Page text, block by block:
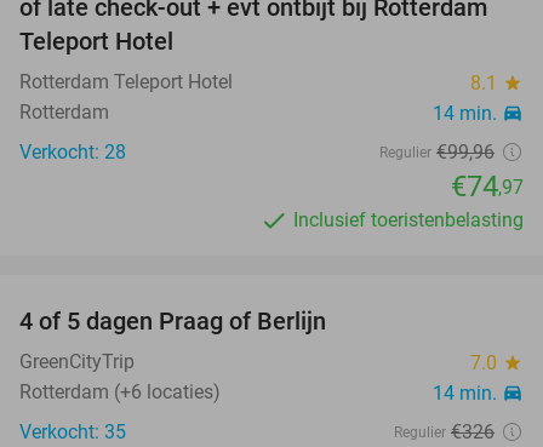
of late check-out + evt ontbijt bij Rotterdam
Teleport Hotel
Rotterdam Teleport Hotel 8.1 star
Rotterdam 14 min. directions_car
Verkocht: 28 Regulier €99,96
€74,97
Inclusief toeristenbelasting
4 of 5 dagen Praag of Berlijn
GreenCityTrip 7.0 star
Rotterdam (+6 locaties) 14 min. directions_car
Verkocht: 35 Regulier €326